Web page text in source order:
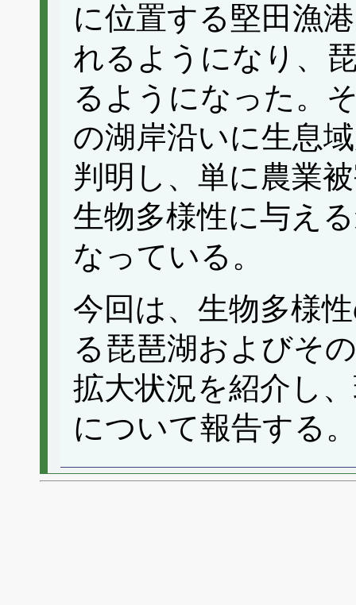
に位置する堅田漁
れるようになり、
るようになった。
の湖岸沿いに生息
判明し、単に農業
生物多様性に与え
なっている。
今回は、生物多様
る琵琶湖およびそ
拡大状況を紹介し
について報告する。